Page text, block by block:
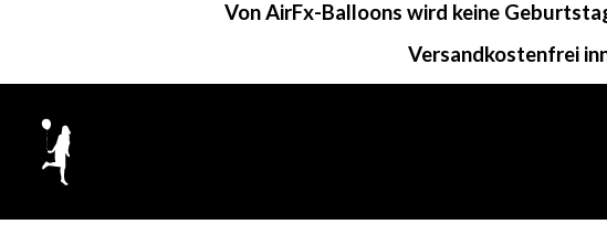
springen
Von AirFx-Balloons wird keine
Versandkostenfrei